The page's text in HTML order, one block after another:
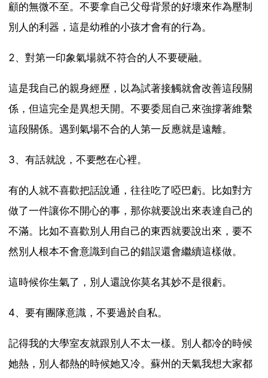
顧的無微不至。不要拿自己父母背景的好壞來作為壓制
別人的利器，這是幼稚的小孩才會有的行為。
2、對第一印象氣場就不符合的人不要硬融。
這是我自己的親身經歷，以為試著接觸就會改善這段關
係，但這完全是異想天開。不要委屈自己來強撐著維繫
這段關係。遇到氣場不合的人第一反應就是遠離。
3、有話就說，不要憋在心裡。
有的人就不喜歡把話說通，往往吃了啞巴虧。比如對方
做了一件讓你不開心的事，那你就要說出來表達自己的
不滿。比如不喜歡別人用自己的東西就要說出來，要不
然別人根本不會意識到自己的錯誤還會繼續這樣做。
這時候你生氣了，別人還說你莫名其妙不是很虧。
4、要有團隊意識，不要過於自私。
記得我的大學室友就跟別人不太一樣。別人都冷的時候
她熱，別人都熱的時候她又冷。蘇州的天氣我想大家都